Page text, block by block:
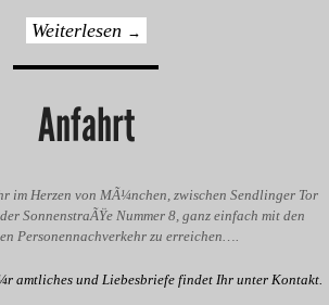
Weiterlesen →
Anfahrt
im Herzen von MÃ¼nchen, zwischen Sendlinger Tor
SonnenstraÃŸe Nummer 8, ganz einfach mit den
Personennachverkehr zu erreichen….
amtliches und Liebesbriefe findet Ihr unter Kontakt.